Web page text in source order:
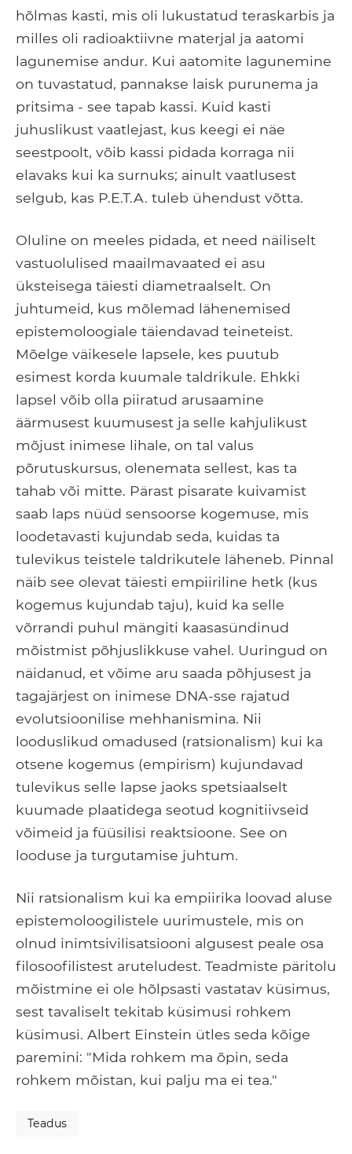
hõlmas kasti, mis oli lukustatud teraskarbis ja
milles oli radioaktiivne materjal ja aatomi
lagunemise andur. Kui aatomite lagunemine
on tuvastatud, pannakse laisk purunema ja
pritsima - see tapab kassi. Kuid kasti
juhuslikust vaatlejast, kus keegi ei näe
seestpoolt, võib kassi pidada korraga nii
elavaks kui ka surnuks; ainult vaatlusest
selgub, kas P.E.T.A. tuleb ühendust võtta.
Oluline on meeles pidada, et need näiliselt
vastuolulised maailmavaated ei asu
üksteisega täiesti diametraalselt. On
juhtumeid, kus mõlemad lähenemised
epistemoloogiale täiendavad teineteist.
Mõelge väikesele lapsele, kes puutub
esimest korda kuumale taldrikule. Ehkki
lapsel võib olla piiratud arusaamine
äärmusest kuumusest ja selle kahjulikust
mõjust inimese lihale, on tal valus
põrutuskursus, olenemata sellest, kas ta
tahab või mitte. Pärast pisarate kuivamist
saab laps nüüd sensoorse kogemuse, mis
loodetavasti kujundab seda, kuidas ta
tulevikus teistele taldrikutele läheneb. Pinnal
näib see olevat täiesti empiiriline hetk (kus
kogemus kujundab taju), kuid ka selle
võrrandi puhul mängiti kaasasündinud
mõistmist põhjuslikkuse vahel. Uuringud on
näidanud, et võime aru saada põhjusest ja
tagajärjest on inimese DNA-sse rajatud
evolutsioonilise mehhanismina. Nii
looduslikud omadused (ratsionalism) kui ka
otsene kogemus (empirism) kujundavad
tulevikus selle lapse jaoks spetsiaalselt
kuumade plaatidega seotud kognitiivseid
võimeid ja füüsilisi reaktsioone. See on
looduse ja turgutamise juhtum.
Nii ratsionalism kui ka empiirika loovad aluse
epistemoloogilistele uurimustele, mis on
olnud inimtsivilisatsiooni algusest peale osa
filosoofilistest aruteludest. Teadmiste päritolu
mõistmine ei ole hõlpsasti vastatav küsimus,
sest tavaliselt tekitab küsimusi rohkem
küsimusi. Albert Einstein ütles seda kõige
paremini: "Mida rohkem ma õpin, seda
rohkem mõistan, kui palju ma ei tea."
Teadus